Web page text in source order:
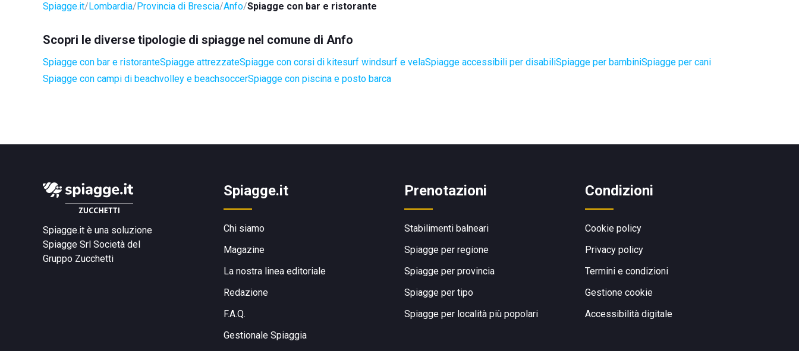
Spiagge.it Lombardia Provincia di Brescia Anfo Spiagge con bar e ristorante
Scopri le diverse tipologie di spiagge nel comune di Anfo
Spiagge con bar e ristoranteSpiagge attrezzateSpiagge con corsi di kitesurf windsurf e velaSpiagge accessibili per disabiliSpiagge per bambiniSpiagge per cani
Spiagge con campi di beachvolley e beachsoccerSpiagge con piscina e posto barca
Spiagge.it è una soluzione
Spiagge Srl Società del
Gruppo Zucchetti
Spiagge.it
Chi siamo
Magazine
La nostra linea editoriale
Redazione
F.A.Q.
Gestionale Spiaggia
Prenotazioni
Stabilimenti balneari
Spiagge per regione
Spiagge per provincia
Spiagge per tipo
Spiagge per località più popolari
Condizioni
Cookie policy
Privacy policy
Termini e condizioni
Gestione cookie
Accessibilità digitale